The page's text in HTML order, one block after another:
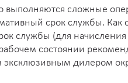
сложные
срок службы. Как
службы (для
состоянии
дилером